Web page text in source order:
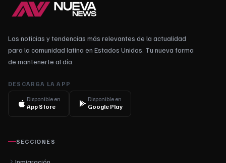
Las noticias y tendencias más relevantes de la actualidad
para la comunidad latina en Estados Unidos. Tu nueva forma
de mantenerte al día.
DESCARGA LA APP
Disponible en
App Store
Disponible en
Google Play
SECCIONES